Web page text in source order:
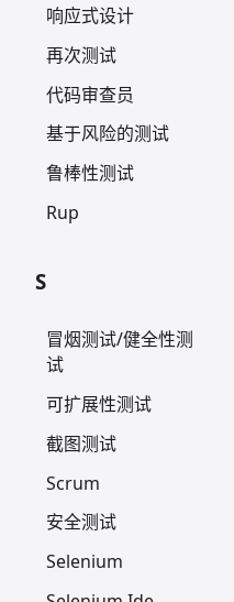
响应式设计
再次测试
代码审查员
基于风险的测试
鲁棒性测试
Rup
S
冒烟测试/健全性测
试
可扩展性测试
截图测试
Scrum
安全测试
Selenium